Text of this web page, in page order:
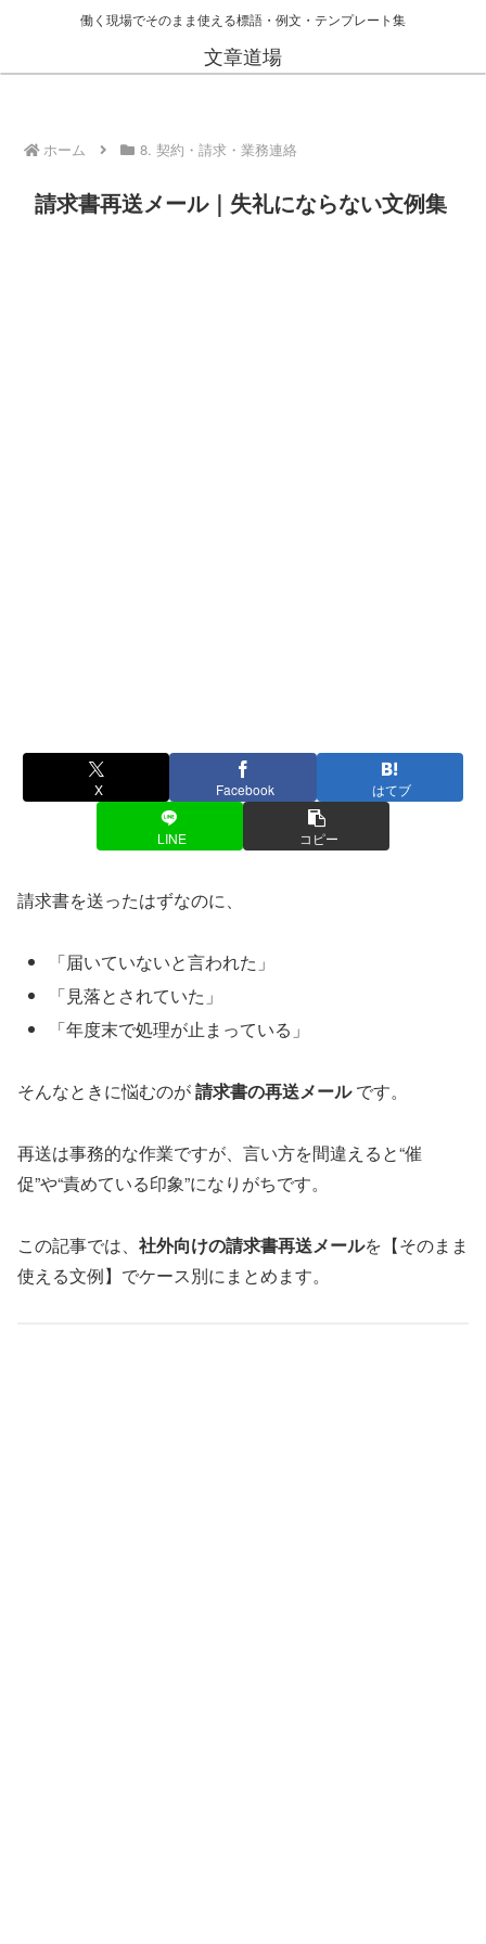
働く現場でそのまま使える標語・例文・テンプレート集
文章道場
ホーム 8. 契約・請求・業務連絡
請求書再送メール｜失礼にならない文例集
X Facebook はてブ
LINE コピー
請求書を送ったはずなのに、
「届いていないと言われた」
「見落とされていた」
「年度末で処理が止まっている」
そんなときに悩むのが請求書の再送メールです。
再送は事務的な作業ですが、言い方を間違えると“催
促”や“責めている印象”になりがちです。
この記事では、 社外向けの請求書再送メールを【そのまま
使える文例】でケース別にまとめます。